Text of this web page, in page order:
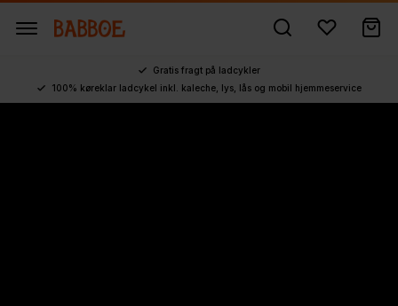
Gratis fragt på ladcykler
100% køreklar ladcykel inkl. kaleche, lys, lås og mobil hjemmeservice